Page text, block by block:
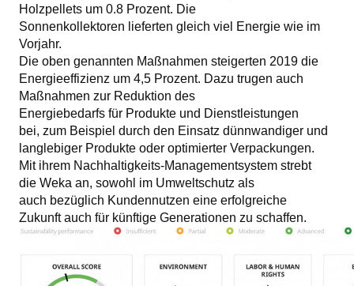
Holzpellets um 0.8 Prozent. Die
Sonnenkollektoren lieferten gleich viel Energie wie im
Vorjahr.
Die oben genannten Maßnahmen steigerten 2019 die
Energieeffizienz um 4,5 Prozent. Dazu trugen auch
Maßnahmen zur Reduktion des
Energiebedarfs für Produkte und Dienstleistungen
bei, zum Beispiel durch den Einsatz dünnwandiger und
langlebiger Produkte oder optimierter Verpackungen.
Mit ihrem Nachhaltigkeits-Managementsystem strebt
die Weka an, sowohl im Umweltschutz als
auch bezüglich Kundennutzen eine erfolgreiche
Zukunft auch für künftige Generationen zu schaffen.